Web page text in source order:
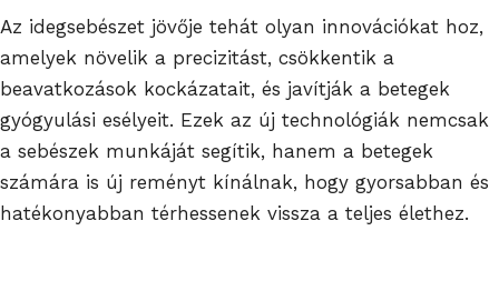
Az idegsebészet jövője tehát olyan innovációkat hoz,
amelyek növelik a precizitást, csökkentik a
beavatkozások kockázatait, és javítják a betegek
gyógyulási esélyeit. Ezek az új technológiák nemcsak
a sebészek munkáját segítik, hanem a betegek
számára is új reményt kínálnak, hogy gyorsabban és
hatékonyabban térhessenek vissza a teljes élethez.